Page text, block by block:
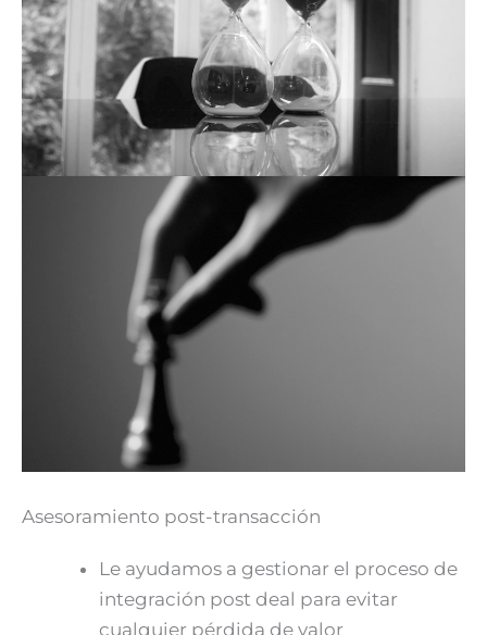
Asesoramiento post-transacción
Le ayudamos a gestionar el proceso de
integración post deal para evitar
cualquier pérdida de valor